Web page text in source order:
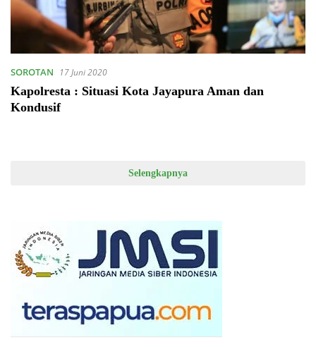
SOROTAN 17 Juni 2020
Kapolresta : Situasi Kota Jayapura Aman dan
Kondusif
Selengkapnya